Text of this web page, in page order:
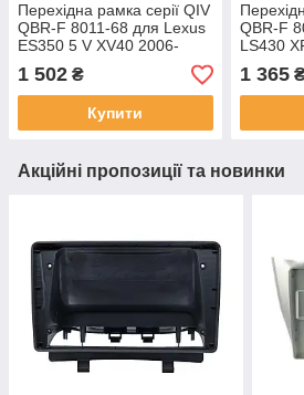
Перехідна рамка серії QIV
QBR-F 8011-68 для Lexus
ES350 5 V XV40 2006-
2012 9 дюймів
1 502 ₴
Купити
QBR-F
LS430
Toyota
2006
1 365
Акційні пропозиції та новинки